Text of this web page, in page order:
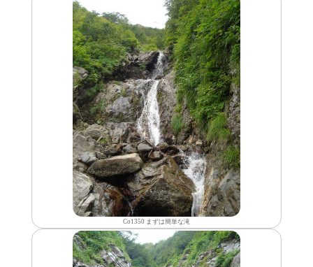
Co1350 まずは簡単な滝